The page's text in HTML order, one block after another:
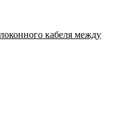
кабеля между